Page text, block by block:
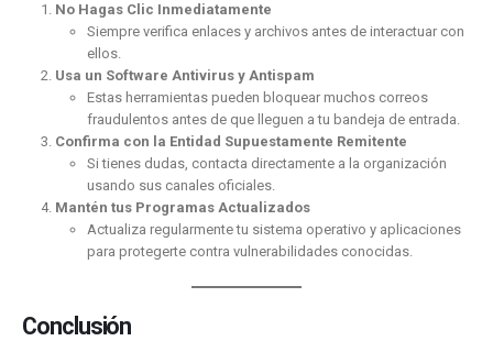
No Hagas Clic Inmediatamente
Siempre verifica enlaces y archivos antes de interactuar con
ellos.
Usa un Software Antivirus y Antispam
Estas herramientas pueden bloquear muchos correos
fraudulentos antes de que lleguen a tu bandeja de entrada.
Confirma con la Entidad Supuestamente Remitente
Si tienes dudas, contacta directamente a la organización
usando sus canales oficiales.
Mantén tus Programas Actualizados
Actualiza regularmente tu sistema operativo y aplicaciones
para protegerte contra vulnerabilidades conocidas.
Conclusión